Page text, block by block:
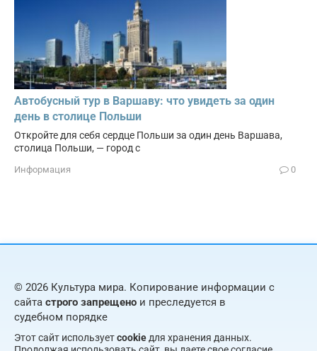
Автобусный тур в Варшаву: что увидеть за один
день в столице Польши
Откройте для себя сердце Польши за один день Варшава,
столица Польши, — город с
Информация 0
© 2026 Культура мира. Копирование информации с
сайта строго запрещено и преследуется в
судебном порядке
Этот сайт используетcookie для хранения данных.